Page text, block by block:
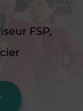
FSP,